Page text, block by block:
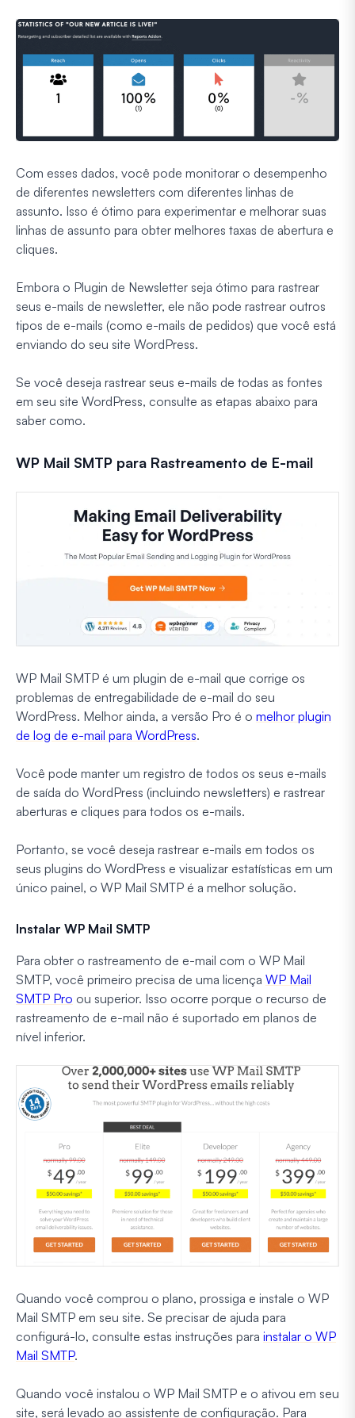
Com esses dados, você pode monitorar o desempenho
de diferentes newsletters com diferentes linhas de
assunto. Isso é ótimo para experimentar e melhorar suas
linhas de assunto para obter melhores taxas de abertura e
cliques.
Embora o Plugin de Newsletter seja ótimo para rastrear
seus e-mails de newsletter, ele não pode rastrear outros
tipos de e-mails (como e-mails de pedidos) que você está
enviando do seu site WordPress.
Se você deseja rastrear seus e-mails de todas as fontes
em seu site WordPress, consulte as etapas abaixo para
saber como.
WP Mail SMTP para Rastreamento de E-mail
WP Mail SMTP é um plugin de e-mail que corrige os
problemas de entregabilidade de e-mail do seu
WordPress. Melhor ainda, a versão Pro é o melhor plugin
de log de e-mail para WordPress.
Você pode manter um registro de todos os seus e-mails
de saída do WordPress (incluindo newsletters) e rastrear
aberturas e cliques para todos os e-mails.
Portanto, se você deseja rastrear e-mails em todos os
seus plugins do WordPress e visualizar estatísticas em um
único painel, o WP Mail SMTP é a melhor solução.
Instalar WP Mail SMTP
Para obter o rastreamento de e-mail com o WP Mail
SMTP, você primeiro precisa de uma licença WP Mail
SMTP Pro ou superior. Isso ocorre porque o recurso de
rastreamento de e-mail não é suportado em planos de
nível inferior.
Quando você comprou o plano, prossiga e instale o WP
Mail SMTP em seu site. Se precisar de ajuda para
configurá-lo, consulte estas instruções para instalar o WP
Mail SMTP.
Quando você instalou o WP Mail SMTP e o ativou em seu
site, será levado ao assistente de configuração. Para